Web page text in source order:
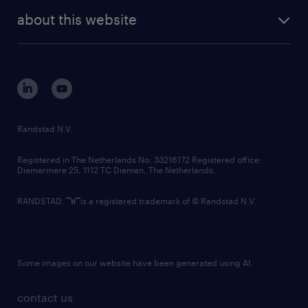
randstad digital
corporate governance
randstad innovation fund
country websites
about this website
contact us
Randstad N.V.
Registered in The Netherlands No: 33216172 Registered office:
Diemermere 25, 1112 TC Diemen, The Netherlands.
RANDSTAD, is a registered trademark of © Randstad N.V.
Some images on our website have been generated using AI.